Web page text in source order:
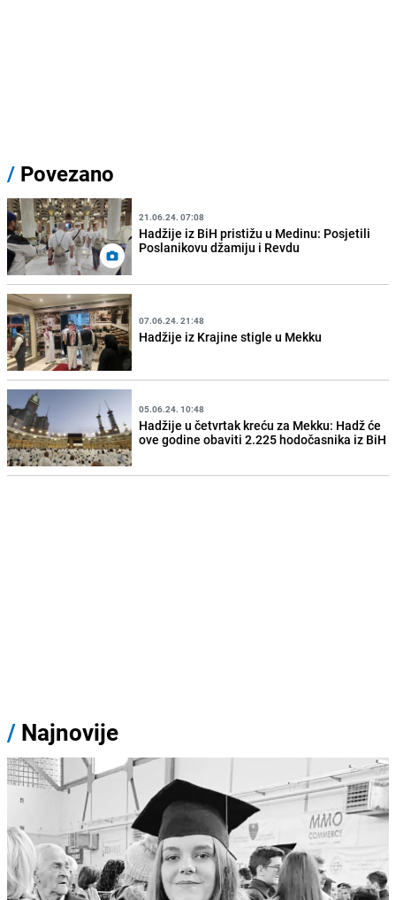
/ Povezano
21.06.24. 07:08
Hadžije iz BiH pristižu u Medinu: Posjetili
Poslanikovu džamiju i Revdu
07.06.24. 21:48
Hadžije iz Krajine stigle u Mekku
05.06.24. 10:48
Hadžije u četvrtak kreću za Mekku: Hadž će
ove godine obaviti 2.225 hodočasnika iz BiH
/ Najnovije